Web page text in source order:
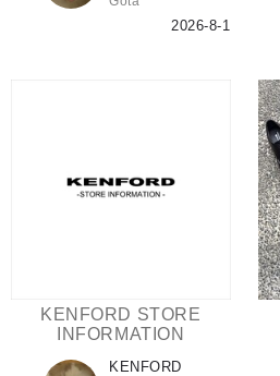
2026-8-1
KENFORD STORE
INFORMATION
KENFORD